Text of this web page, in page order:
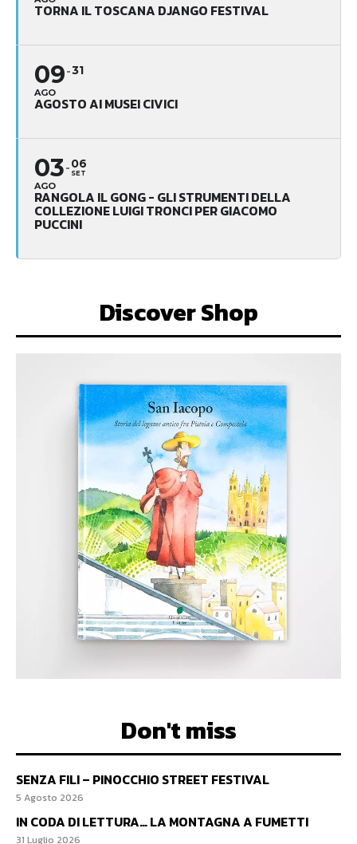
TORNA IL TOSCANA DJANGO FESTIVAL
09
AGO
31
AGOSTO AI MUSEI CIVICI
03
AGO
06
SET
RANGOLA IL GONG - GLI STRUMENTI DELLA
COLLEZIONE LUIGI TRONCI PER GIACOMO
PUCCINI
Discover Shop
Don't miss
SENZA FILI – PINOCCHIO STREET FESTIVAL
5 Agosto 2026
IN CODA DI LETTURA… LA MONTAGNA A FUMETTI
31 Luglio 2026